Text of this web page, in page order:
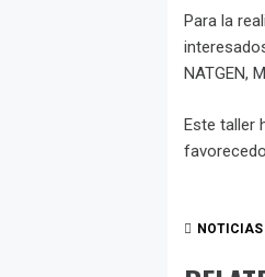
Para la
NATGEN,
Este taller
NOTICIAS